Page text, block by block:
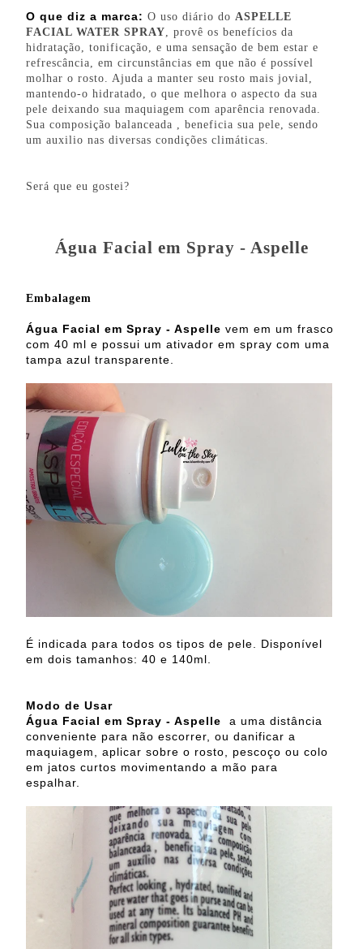
O que diz a marca: O uso diário do ASPELLE
FACIAL WATER SPRAY, provê os benefícios da
hidratação, tonificação, e uma sensação de bem estar e
refrescância, em circunstâncias em que não é possível
molhar o rosto. Ajuda a manter seu rosto mais jovial,
mantendo-o hidratado, o que melhora o aspecto da sua
pele deixando sua maquiagem com aparência renovada.
Sua composição balanceada , beneficia sua pele, sendo
um auxilio nas diversas condições climáticas.
Será que eu gostei?
Água Facial em Spray - Aspelle
Embalagem
Água Facial em Spray - Aspelle vem em um frasco
com 40 ml e possui um ativador em spray com uma
tampa azul transparente.
É indicada para todos os tipos de pele. Disponível
em dois tamanhos: 40 e 140ml.
Modo de Usar
Água Facial em Spray - Aspelle
a uma distância
conveniente para não escorrer, ou danificar a
maquiagem, aplicar sobre o rosto, pescoço ou colo
em jatos curtos movimentando a mão para
espalhar.